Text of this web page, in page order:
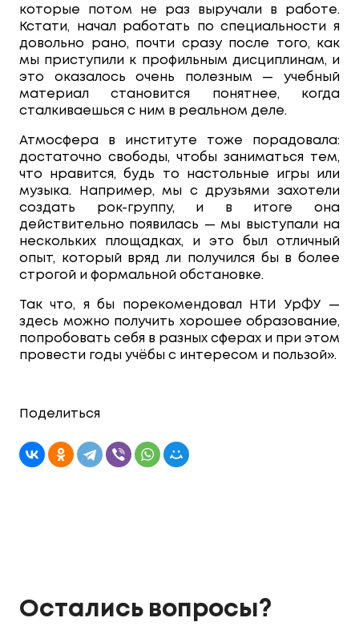
которые потом не раз выручали в работе.
Кстати, начал работать по специальности я
довольно рано, почти сразу после того, как
мы приступили к профильным дисциплинам, и
это оказалось очень полезным — учебный
материал становится понятнее, когда
сталкиваешься с ним в реальном деле.
Атмосфера в институте тоже порадовала:
достаточно свободы, чтобы заниматься тем,
что нравится, будь то настольные игры или
музыка. Например, мы с друзьями захотели
создать рок-группу, и в итоге она
действительно появилась — мы выступали на
нескольких площадках, и это был отличный
опыт, который вряд ли получился бы в более
строгой и формальной обстановке.
Так что, я бы порекомендовал НТИ УрФУ —
здесь можно получить хорошее образование,
попробовать себя в разных сферах и при этом
провести годы учёбы с интересом и пользой».
Поделиться
Остались вопросы?